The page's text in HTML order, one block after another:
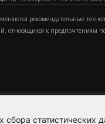
рекомендательные
относящихся к предпочтениям